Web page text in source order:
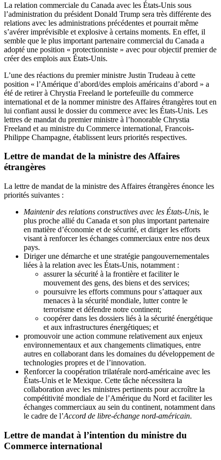
La relation commerciale du Canada avec les États-Unis sous
l’administration du président Donald Trump sera très différente des
relations avec les administrations précédentes et pourrait même
s’avérer imprévisible et explosive à certains moments. En effet, il
semble que le plus important partenaire commercial du Canada a
adopté une position « protectionniste » avec pour objectif premier de
créer des emplois aux États-Unis.
L’une des réactions du premier ministre Justin Trudeau à cette
position « l’Amérique d’abord/des emplois américains d’abord » a
été de retirer à Chrystia Freeland le portefeuille du commerce
international et de la nommer ministre des Affaires étrangères tout en
lui confiant aussi le dossier du commerce avec les États-Unis. Les
lettres de mandat du premier ministre à l’honorable Chrystia
Freeland et au ministre du Commerce international, Francois-
Philippe Champagne, établissent leurs priorités respectives.
Lettre de mandat de la ministre des Affaires
étrangères
La lettre de mandat de la ministre des Affaires étrangères énonce les
priorités suivantes :
Maintenir des relations constructives avec les États-Unis, le
plus proche allié du Canada et son plus important partenaire
en matière d’économie et de sécurité, et diriger les efforts
visant à renforcer les échanges commerciaux entre nos deux
pays.
Diriger une démarche et une stratégie pangouvernementales
liées à la relation avec les États-Unis, notamment :
assurer la sécurité à la frontière et faciliter le
mouvement des gens, des biens et des services;
poursuivre les efforts communs pour s’attaquer aux
menaces à la sécurité mondiale, lutter contre le
terrorisme et défendre notre continent;
coopérer dans les dossiers liés à la sécurité énergétique
et aux infrastructures énergétiques; et
promouvoir une action commune relativement aux enjeux
environnementaux et aux changements climatiques, entre
autres en collaborant dans les domaines du développement de
technologies propres et de l’innovation.
Renforcer la coopération trilatérale nord-américaine avec les
États-Unis et le Mexique. Cette tâche nécessitera la
collaboration avec les ministres pertinents pour accroître la
compétitivité mondiale de l’Amérique du Nord et faciliter les
échanges commerciaux au sein du continent, notamment dans
le cadre de l’Accord de libre-échange nord-américain.
Lettre de mandat à l’intention du ministre du
Commerce international